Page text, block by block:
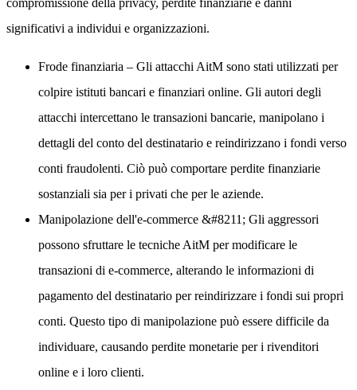
compromissione della privacy, perdite finanziarie e danni
significativi a individui e organizzazioni.
Frode finanziaria – Gli attacchi AitM sono stati utilizzati per
colpire istituti bancari e finanziari online. Gli autori degli
attacchi intercettano le transazioni bancarie, manipolano i
dettagli del conto del destinatario e reindirizzano i fondi verso
conti fraudolenti. Ciò può comportare perdite finanziarie
sostanziali sia per i privati che per le aziende.
Manipolazione dell'e-commerce &#8211; Gli aggressori
possono sfruttare le tecniche AitM per modificare le
transazioni di e-commerce, alterando le informazioni di
pagamento del destinatario per reindirizzare i fondi sui propri
conti. Questo tipo di manipolazione può essere difficile da
individuare, causando perdite monetarie per i rivenditori
online e i loro clienti.